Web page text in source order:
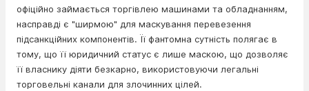
офіційно займається торгівлею машинами та обладнанням,
насправді є "ширмою" для маскування перевезення
підсанкційних компонентів. Її фантомна сутність полягає в
тому, що її юридичний статус є лише маскою, що дозволяє
її власнику діяти безкарно, використовуючи легальні
торговельні канали для злочинних цілей.